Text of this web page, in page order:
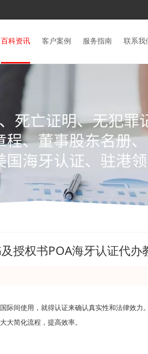
百科资讯 客户案例 服务指南 联系我
授权书POA海牙认证代办
间使用，就得认证来确认真实性和法律效力
大简化流程，提高效率。